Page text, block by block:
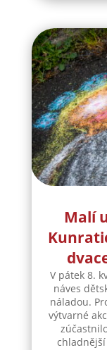
Malí
V pátek 8.
náves
náladou.
výtvarné